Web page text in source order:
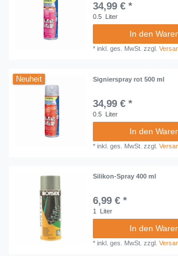
34,99 € *
0.5 Liter
In den
*inkl. ges. MwSt. zzgl.
Neuheit Signierspray rot 500 ml
34,99 € *
0.5 Liter
In den
*inkl. ges. MwSt. zzgl.
Silikon-Spray 400 ml
6,99 € *
1 Liter
In den
*inkl. ges. MwSt. zzgl.